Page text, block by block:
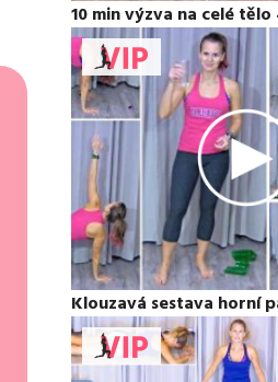
10 min výzva na celé tělo
Klouzavá sestava horní